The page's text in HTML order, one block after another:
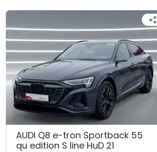
AUDI Q8 e-tron Sportback 55
qu edition S line HuD 21